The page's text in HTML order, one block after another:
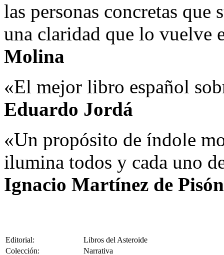
las personas concretas que
una claridad que lo vuelve
Molina
«El mejor libro español
Eduardo Jordá
«Un propósito de índole
ilumina todos y cada uno
Ignacio Martínez de Pisón
Editorial:
Libros del Asteroide
Colección:
Narrativa